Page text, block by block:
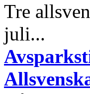
Tre
juli...